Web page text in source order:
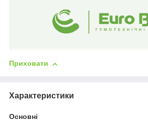
Приховати
Характеристики
Основні